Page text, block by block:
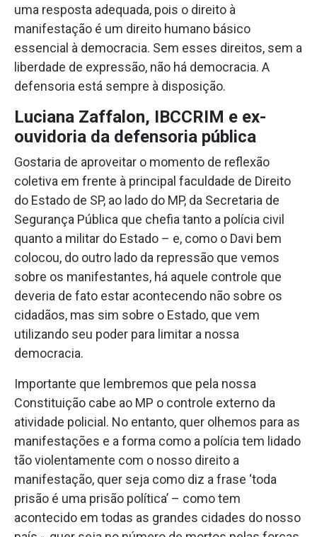
uma resposta adequada, pois o direito à
manifestação é um direito humano básico
essencial à democracia. Sem esses direitos, sem a
liberdade de expressão, não há democracia. A
defensoria está sempre à disposição.
Luciana Zaffalon, IBCCRIM e ex-
ouvidoria da defensoria pública
Gostaria de aproveitar o momento de reflexão
coletiva em frente à principal faculdade de Direito
do Estado de SP, ao lado do MP, da Secretaria de
Segurança Pública que chefia tanto a polícia civil
quanto a militar do Estado – e, como o Davi bem
colocou, do outro lado da repressão que vemos
sobre os manifestantes, há aquele controle que
deveria de fato estar acontecendo não sobre os
cidadãos, mas sim sobre o Estado, que vem
utilizando seu poder para limitar a nossa
democracia.
Importante que lembremos que pela nossa
Constituição cabe ao MP o controle externo da
atividade policial. No entanto, quer olhemos para as
manifestações e a forma como a polícia tem lidado
tão violentamente com o nosso direito a
manifestação, quer seja como diz a frase ‘toda
prisão é uma prisão política’ – como tem
acontecido em todas as grandes cidades do nosso